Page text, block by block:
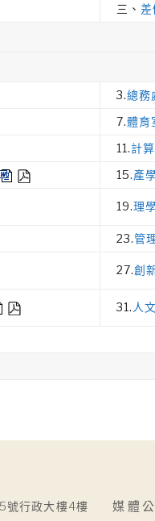
三、 差
3.總務
7.體育
11.計
15.產
19.理
23.管
27.創
31. 人
號行政大樓4樓
媒體